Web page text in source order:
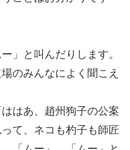
」と叫んだりします。
のみんなによく聞こえ
はあ、趙州狗子の公案
て、ネコも杓子も師匠